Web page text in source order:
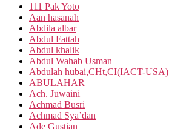
111 Pak Yoto
Aan hasanah
Abdila albar
Abdul Fattah
Abdul khalik
Abdul Wahab Usman
Abdulah hubai,CHt,CI(IACT-USA)
ABULAHAR
Ach. Juwaini
Achmad Busri
Achmad Sya’dan
Ade Gustian